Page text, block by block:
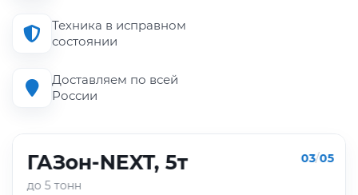
Техника в исправном
состоянии
Доставляем по всей
России
ГАЗон-NEXT, 5т
до 5 тонн
03/05